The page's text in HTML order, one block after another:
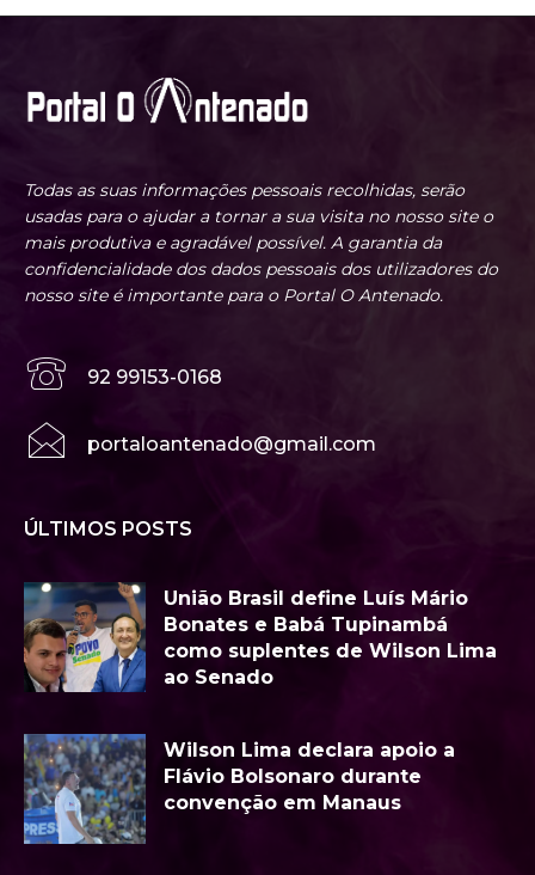
Todas as suas informações pessoais recolhidas, serão
usadas para o ajudar a tornar a sua visita no nosso site o
mais produtiva e agradável possível. A garantia da
confidencialidade dos dados pessoais dos utilizadores do
nosso site é importante para o Portal O Antenado.
92 99153-0168
portaloantenado@gmail.com
ÚLTIMOS POSTS
União Brasil define Luís Mário
Bonates e Babá Tupinambá
como suplentes de Wilson Lima
ao Senado
Wilson Lima declara apoio a
Flávio Bolsonaro durante
convenção em Manaus